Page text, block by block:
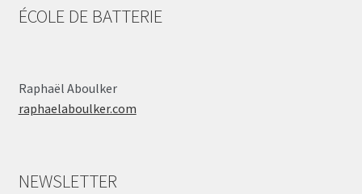
ÉCOLE DE BATTERIE
Raphaël Aboulker
raphaelaboulker.com
NEWSLETTER